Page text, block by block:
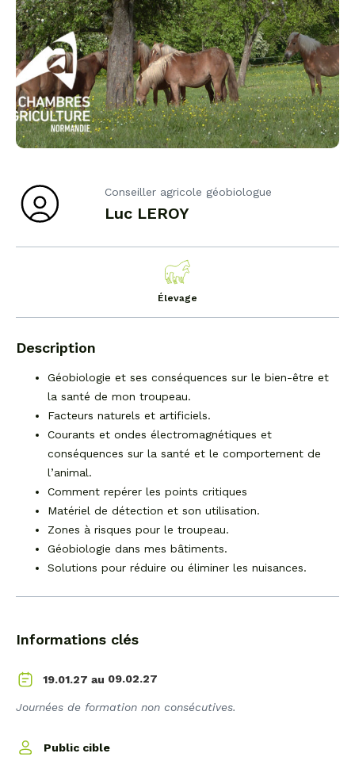
Conseiller agricole géobiologue
Luc LEROY
Élevage
Description
Géobiologie et ses conséquences sur le bien-être et
la santé de mon troupeau.
Facteurs naturels et artificiels.
Courants et ondes électromagnétiques et
conséquences sur la santé et le comportement de
l’animal.
Comment repérer les points critiques
Matériel de détection et son utilisation.
Zones à risques pour le troupeau.
Géobiologie dans mes bâtiments.
Solutions pour réduire ou éliminer les nuisances.
Informations clés
19.01.27 au 09.02.27
Journées de formation non consécutives.
Public cible